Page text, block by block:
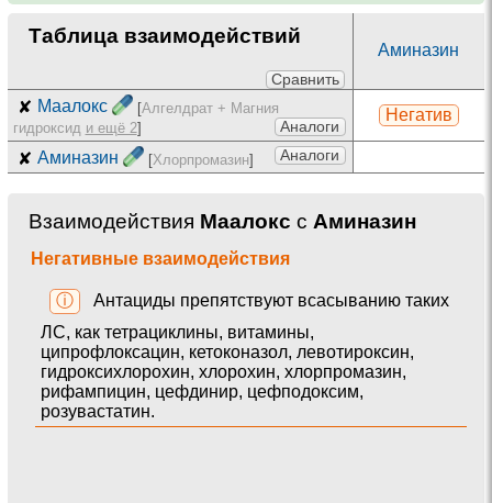
Таблица взаимодействий
Сравнить
Аминазин
✘ Маалокс [Алгелдрат + Магния
гидроксид и ещё 2] Аналоги
Негатив
✘ Аминазин [Хлорпромазин] Аналоги
Взаимодействия Маалокс с Аминазин
Негативные взаимодействия
ⓘ
Антациды препятствуют всасыванию таких
ЛС, как тетрациклины, витамины,
ципрофлоксацин, кетоконазол, левотироксин,
гидроксихлорохин, хлорохин, хлорпромазин,
рифампицин, цефдинир, цефподоксим,
розувастатин.